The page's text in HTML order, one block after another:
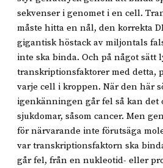
sekvenser i genomet i en cell.
måste hitta en nål, den korrekta
gigantisk höstack av miljontals
inte ska binda. Och på något sätt
transkriptionsfaktorer med detta,
varje cell i kroppen. När den här
igenkänningen går fel så kan det
sjukdomar, såsom cancer. Men
för närvarande inte förutsäga
var transkriptionsfaktorn ska
går fel, från en nukleotid- eller